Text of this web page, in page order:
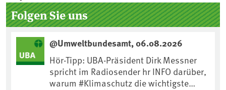
Seitenleiste
Folgen Sie uns
@Umweltbundesamt, 06.08.2026
Hör-Tipp: UBA-Präsident Dirk Messner
spricht im Radiosender hr INFO darüber,
warum #Klimaschutz die wichtigste